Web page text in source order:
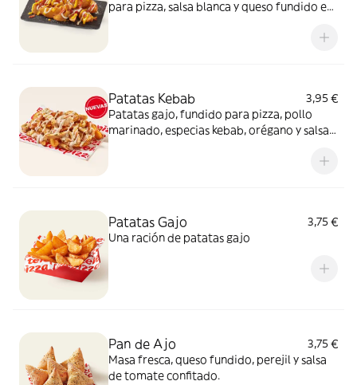
para pizza, salsa blanca y queso fundido en
Patatas Kebab
3,95 €
Patatas gajo, fundido para pizza, pollo
marinado, especias kebab, orégano y salsa
Patatas Gajo
3,75 €
Una ración de patatas gajo
Pan de Ajo
3,75 €
Masa fresca, queso fundido, perejil y salsa
de tomate confitado.